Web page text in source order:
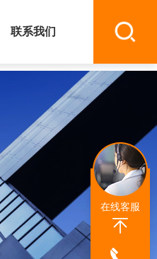
联系我们
在线客服